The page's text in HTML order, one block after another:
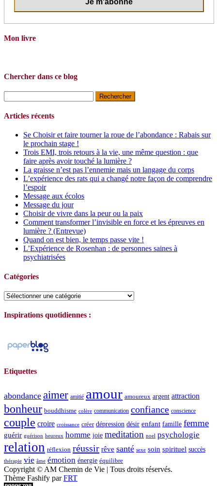
Mon livre
Chercher dans ce blog
Articles récents
Se Choisir et faire tourner la roue de l’abondance : Rabais sur
le prochain stage !
Trois EMI, trois retours à la vie, une même question : que
faire après avoir touché la lumière ?
La graisse n’est pas l’ennemie mais un langage du corps
L’expérience des rats qui a changé notre façon de comprendre
l’espoir
Message aux écolos
Message du jour
Choisir de vivre dans la peur ou la paix
Comment transformer l’invisible en force et les épreuves en
lumière ? (Entrevue)
Quand on est bien, le temps passe vite !
L’Expérience de Rosenhan : de personnes saines à
psychiatrisées
Catégories
Catégories
Inspirations quotidiennes :
Etiquettes
abondance aimer amitié amour amoureux argent attraction
bonheur bouddhisme colère communication confiance conscience
couple croire croissance créer dépression désir enfant famille femme
guérir guérison heureux homme joie meditation noel psychologie
relation réflexion réussir rêve santé sexe soin spirituel succès
thérapie vie âme émotion énergie équilibre
Copyright © AM Chemin de Vie | Tous droits réservés.
Thème Fashify parFRT